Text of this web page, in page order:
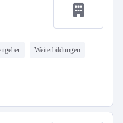
Weiterbildungen